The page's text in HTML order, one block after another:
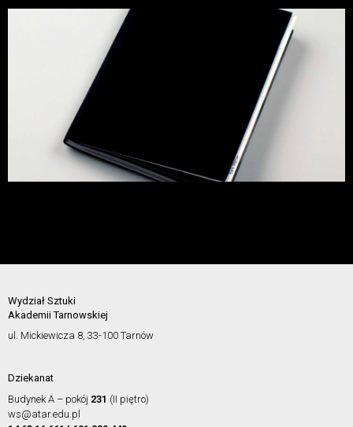
Wydział Sztuki
Akademii Tarnowskiej
ul. Mickiewicza 8, 33-100 Tarnów
Dziekanat
Budynek A – pokój 231 (II piętro)
ws@atar.edu.pl